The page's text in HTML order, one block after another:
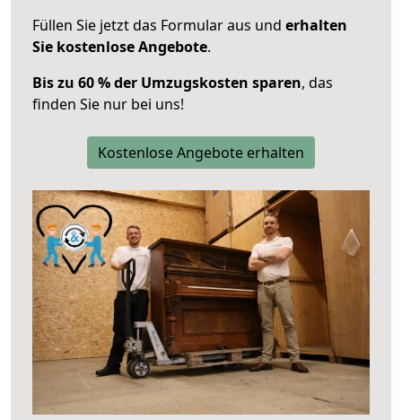
Füllen Sie jetzt das Formular aus und erhalten
Sie kostenlose Angebote.
Bis zu 60 % der Umzugskosten sparen, das
finden Sie nur bei uns!
Kostenlose Angebote erhalten